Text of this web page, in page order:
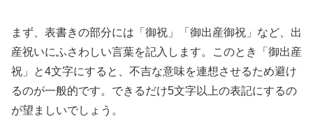
まず、表書きの部分には「御祝」「御出産御祝」など、出
産祝いにふさわしい言葉を記入します。このとき「御出産
祝」と4文字にすると、不吉な意味を連想させるため避け
るのが一般的です。できるだけ5文字以上の表記にするの
が望ましいでしょう。